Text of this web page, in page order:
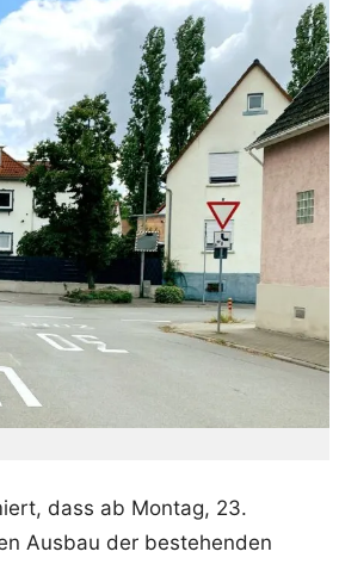
dass ab Montag, 23.
Ausbau der bestehenden